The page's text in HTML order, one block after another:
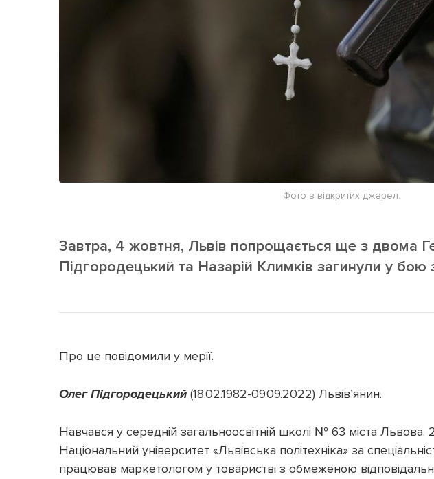
Фото з відкритих джерел.
Завтра, 4 жовтня, Львів попрощається ще з двома
Підгородецький та Назарій Климків загинули у бою
Про це повідомили у мерії.
Олег Підгородецький (18.02.1982-09.09.2022) Львів’янин.
Навчався у середній загальноосвітній школі № 63 міста Львова.
Національний університет «Львівська політехніка» за
працював маркетологом у товаристві з обмеженою